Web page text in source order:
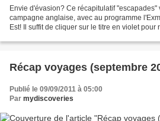
Envie d'évasion? Ce récapitulatif "escapades"
campagne anglaise, avec au programme
Est! Il suffit de cliquer sur le titre en violet
Récap voyages (septembre
Publié le 09/09/2011 à 05:00
Par mydiscoveries